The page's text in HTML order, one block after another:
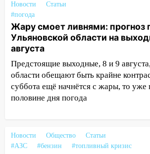
проверки обновили разметку
пешеходных переходах
14:40 На проспекте Гая в
запретили остановку
50-метровом участке
14:22 В Новом городе 8
большой фестиваль «Наше
мотофристайлом и концертом
погоды в Ульяновской
выходные 8-9 августа
Новости
Статьи
#погода
Жару смоет ливнями: прогноз
Ульяновской области на
августа
Предстоящие выходные, 8 и 9
области обещают быть крайне
суббота ещё начнётся с жары, то уже
половине дня погода
Новости Общество
Статьи
#АЗС
#бензин #топливный кризис